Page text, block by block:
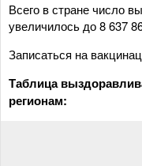
Всего в стране число
увеличилось до 8 637
Записаться на
Таблица
регионам: